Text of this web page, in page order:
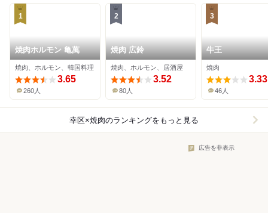
1
焼肉ホルモン 亀萬
焼肉、ホルモン、韓国料理
3.65
260人
2
焼肉 広鈴
焼肉、ホルモン、居酒屋
3.52
80人
3
牛王
焼肉
3.33
46人
幸区×焼肉のランキングをもっと見る
広告を非表示